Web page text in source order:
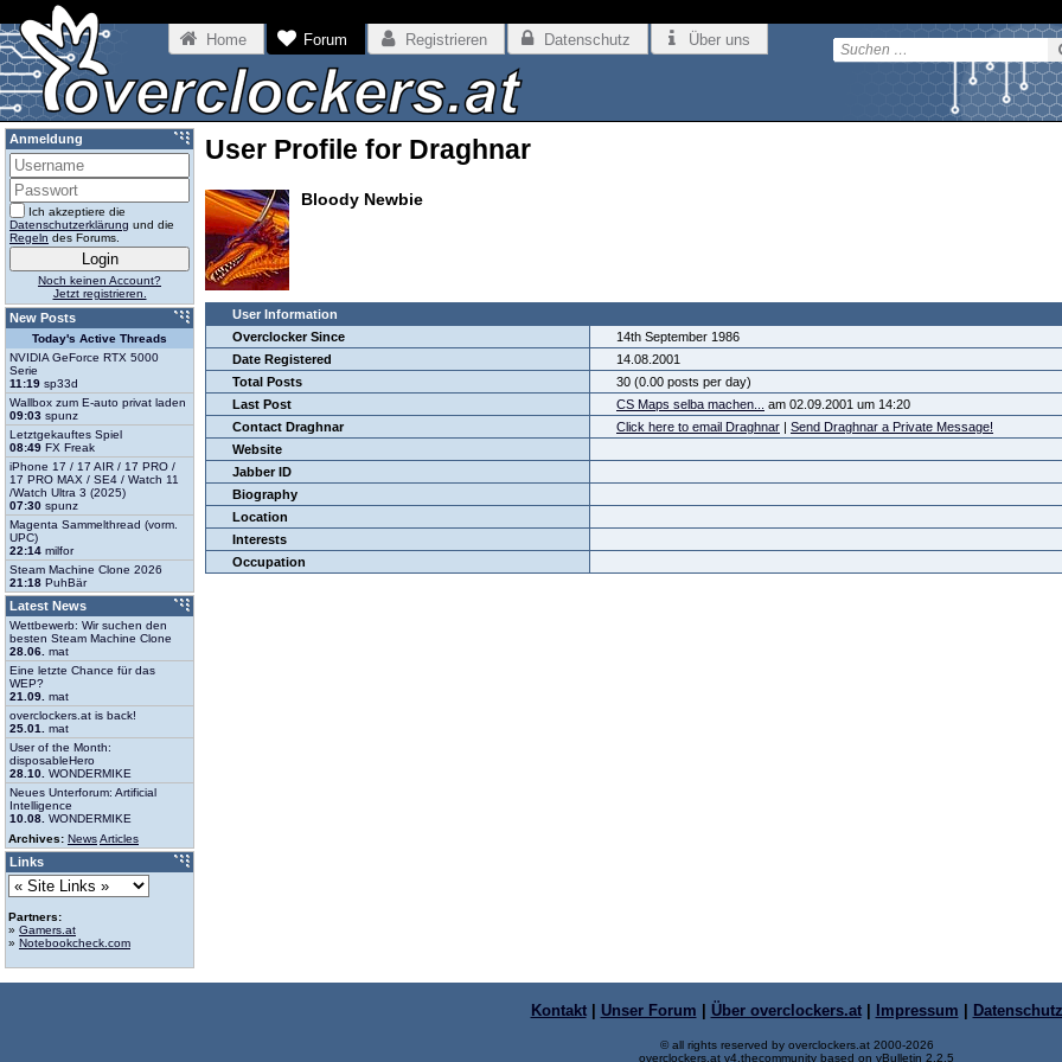
Home Forum Registrieren Datenschutz Über uns
User Profile for Draghnar
Bloody Newbie
User Information
Overclocker Since
14th September 1986
Date Registered
14.08.2001
Total Posts
30 (0.00 posts per day)
Last Post
CS Maps selba machen...
am 02.09.2001 um 14:20
Contact Draghnar
Click here to email Draghnar | Send Draghnar a Private Message!
Website
Jabber ID
Biography
Location
Interests
Occupation
Anmeldung
Ich akzeptiere die
Datenschutzerklärung und die
Regeln des Forums.
Noch keinen Account?
Jetzt registrieren.
New Posts
Today's Active Threads
NVIDIA GeForce RTX 5000
Serie
11:19 sp33d
Wallbox zum E-auto privat laden
09:03 spunz
Letztgekauftes Spiel
08:49 FX Freak
iPhone 17 / 17 AIR / 17 PRO /
17 PRO MAX / SE4 / Watch 11
/Watch Ultra 3 (2025)
07:30 spunz
Magenta Sammelthread (vorm.
UPC)
22:14 milfor
Steam Machine Clone 2026
21:18 PuhBär
Latest News
Wettbewerb: Wir suchen den
besten Steam Machine Clone
28.06. mat
Eine letzte Chance für das
WEP?
21.09. mat
overclockers.at is back!
25.01.
mat
User of the Month:
disposableHero
28.10. WONDERMIKE
Neues Unterforum: Artificial
Intelligence
10.08. WONDERMIKE
Archives: NewsArticles
Links
Partners:
» Gamers.at
» Notebookcheck.com
Kontakt| Unser Forum | Über overclockers.at| Impressum | Datenschutz
© all rights reserved by overclockers.at 2000-2026
overclockers.at v4.thecommunity based on vBulletin 2.2.5